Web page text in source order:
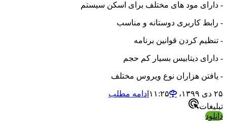
- دارای مود های مختلف برای اسکن سیستم
- رابط کاربری دوستانه و مناسب
- تنظیم کردن قوانین برنامه
- دارای دیتابیس بسیار کم حجم
- یافتن هزاران نوع ویروس مختلف
۲۵ دی ۱۳۹۹،‏ ۱۱:۲۵
ادامه مطلب
تبلیغات
دانلود